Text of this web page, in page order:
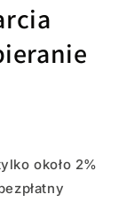
około 2%